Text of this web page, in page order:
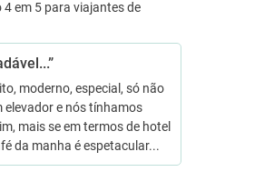
moderno, especial, só não
elevador e nós tínhamos
mais se em termos de hotel
da manha é espetacular...